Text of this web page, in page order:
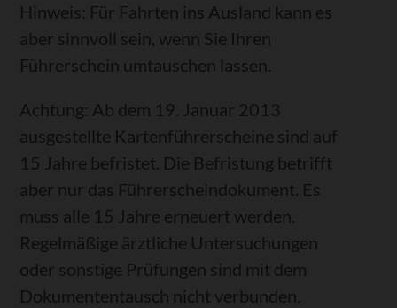
Hinweis: Für Fahrten ins Ausland kann es
aber sinnvoll sein, wenn Sie Ihren
Führerschein umtauschen lassen.
Achtung: Ab dem 19. Januar 2013
ausgestellte Kartenführerscheine sind auf
15 Jahre befristet. Die Befristung betrifft
aber nur das Führerscheindokument. Es
muss alle 15 Jahre erneuert werden.
Regelmäßige ärztliche Untersuchungen
oder sonstige Prüfungen sind mit dem
Dokumententausch nicht verbunden.